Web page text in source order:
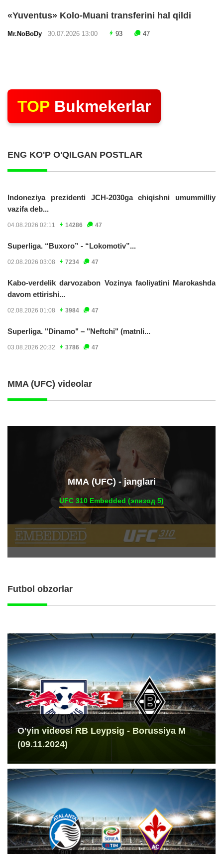
«Yuventus» Kolo-Muani transferini hal qildi
Mr.NoBoDy 30.07.2026 13:00 93 47
TOP Bukmekerlar
ENG KO'P O'QILGAN POSTLAR
Indoneziya prezidenti JCH-2030ga chiqishni umummilliy
vazifa deb...
04.08.2026 02:11 14286 47
Superliga. “Buxoro” - “Lokomotiv”...
02.08.2026 03:08 7234 47
Kabo-verdelik darvozabon Vozinya faoliyatini Marokashda
davom ettirishi...
02.08.2026 01:08 3984 47
Superliga. "Dinamo" – "Neftchi" (matnli...
03.08.2026 20:32 3786 47
MMA (UFC) videolar
ММА (UFC) - janglari
UFC 310 Embedded (эпизод 5)
Futbol obzorlar
O'yin videosi RB Leypsig - Borussiya M
(09.11.2024)